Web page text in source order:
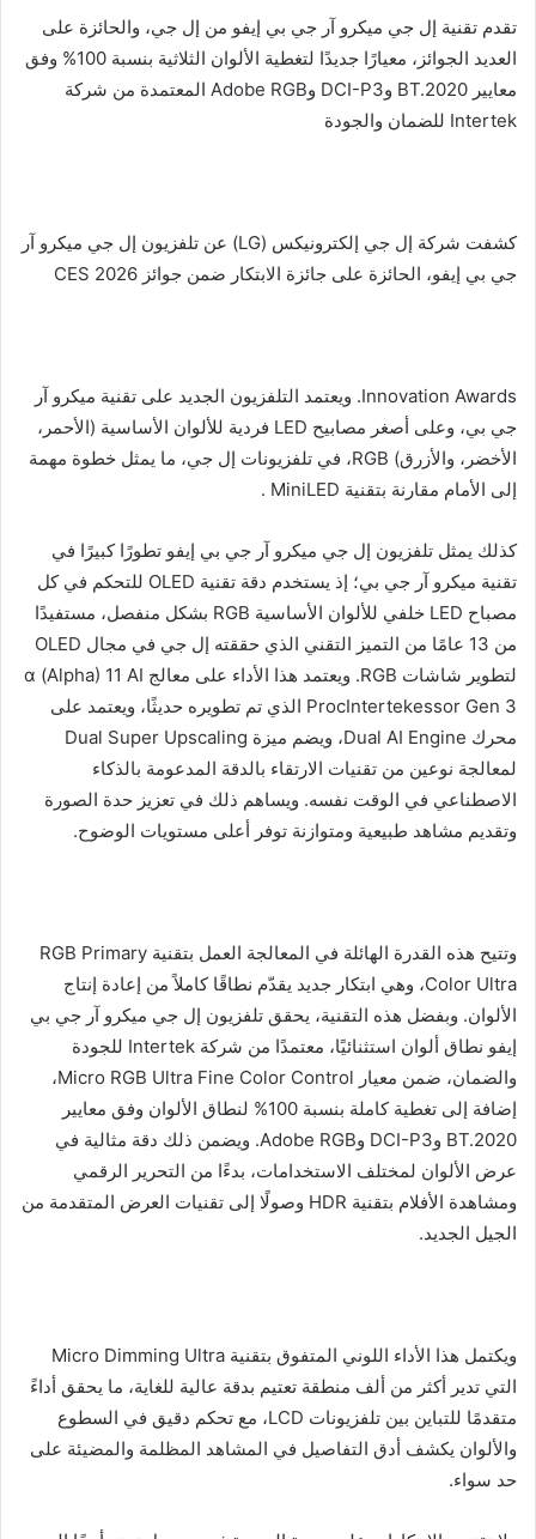
تقدم تقنية إل جي ميكرو آر جي بي إيفو من إل جي، والحائزة على
العديد الجوائز، معيارًا جديدًا لتغطية الألوان الثلاثية بنسبة 100% وفق
معايير BT.2020 وDCI-P3 وAdobe RGB المعتمدة من شركة
Intertek للضمان والجودة
كشفت شركة إل جي إلكترونيكس (LG) عن تلفزيون إل جي ميكرو آر
جي بي إيفو، الحائزة على جائزة الابتكار ضمن جوائز CES 2026
Innovation Awards. ويعتمد التلفزيون الجديد على تقنية ميكرو آر
جي بي، وعلى أصغر مصابيح LED فردية للألوان الأساسية (الأحمر،
الأخضر، والأزرق) RGB، في تلفزيونات إل جي، ما يمثل خطوة مهمة
إلى الأمام مقارنة بتقنية MiniLED .
كذلك يمثل تلفزيون إل جي ميكرو آر جي بي إيفو تطورًا كبيرًا في
تقنية ميكرو آر جي بي؛ إذ يستخدم دقة تقنية OLED للتحكم في كل
مصباح LED خلفي للألوان الأساسية RGB بشكل منفصل، مستفيدًا
من 13 عامًا من التميز التقني الذي حققته إل جي في مجال OLED
لتطوير شاشات RGB. ويعتمد هذا الأداء على معالج α (Alpha) 11 AI
ProcIntertekessor Gen 3 الذي تم تطويره حديثًا، ويعتمد على
محرك Dual AI Engine، ويضم ميزة Dual Super Upscaling
لمعالجة نوعين من تقنيات الارتقاء بالدقة المدعومة بالذكاء
الاصطناعي في الوقت نفسه. ويساهم ذلك في تعزيز حدة الصورة
وتقديم مشاهد طبيعية ومتوازنة توفر أعلى مستويات الوضوح.
وتتيح هذه القدرة الهائلة في المعالجة العمل بتقنية RGB Primary
Color Ultra، وهي ابتكار جديد يقدّم نطاقًا كاملاً من إعادة إنتاج
الألوان. وبفضل هذه التقنية، يحقق تلفزيون إل جي ميكرو آر جي بي
إيفو نطاق ألوان استثنائيًا، معتمدًا من شركة Intertek للجودة
والضمان، ضمن معيار Micro RGB Ultra Fine Color Control،
إضافة إلى تغطية كاملة بنسبة 100% لنطاق الألوان وفق معايير
BT.2020 وDCI-P3 وAdobe RGB. ويضمن ذلك دقة مثالية في
عرض الألوان لمختلف الاستخدامات، بدءًا من التحرير الرقمي
ومشاهدة الأفلام بتقنية HDR وصولًا إلى تقنيات العرض المتقدمة من
الجيل الجديد.
ويكتمل هذا الأداء اللوني المتفوق بتقنية Micro Dimming Ultra
التي تدير أكثر من ألف منطقة تعتيم بدقة عالية للغاية، ما يحقق أداءً
متقدمًا للتباين بين تلفزيونات LCD، مع تحكم دقيق في السطوع
والألوان يكشف أدق التفاصيل في المشاهد المظلمة والمضيئة على
حد سواء.